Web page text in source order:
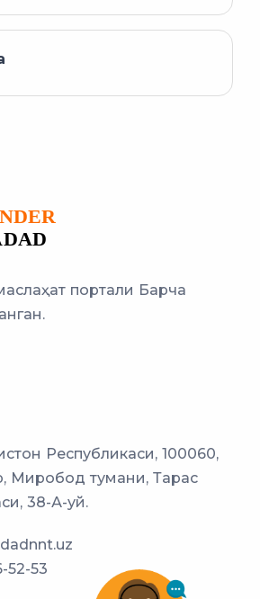
портали Барча
Республикаси, 100060,
Миробод тумани, Тарас
38-А-уй.
52-53